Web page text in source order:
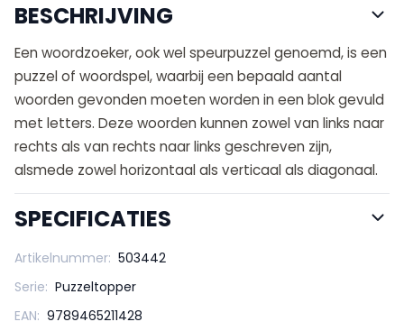
BESCHRIJVING
Een woordzoeker, ook wel speurpuzzel genoemd, is een
puzzel of woordspel, waarbij een bepaald aantal
woorden gevonden moeten worden in een blok gevuld
met letters. Deze woorden kunnen zowel van links naar
rechts als van rechts naar links geschreven zijn,
alsmede zowel horizontaal als verticaal als diagonaal.
SPECIFICATIES
Artikelnummer: 503442
Serie: Puzzeltopper
EAN: 9789465211428